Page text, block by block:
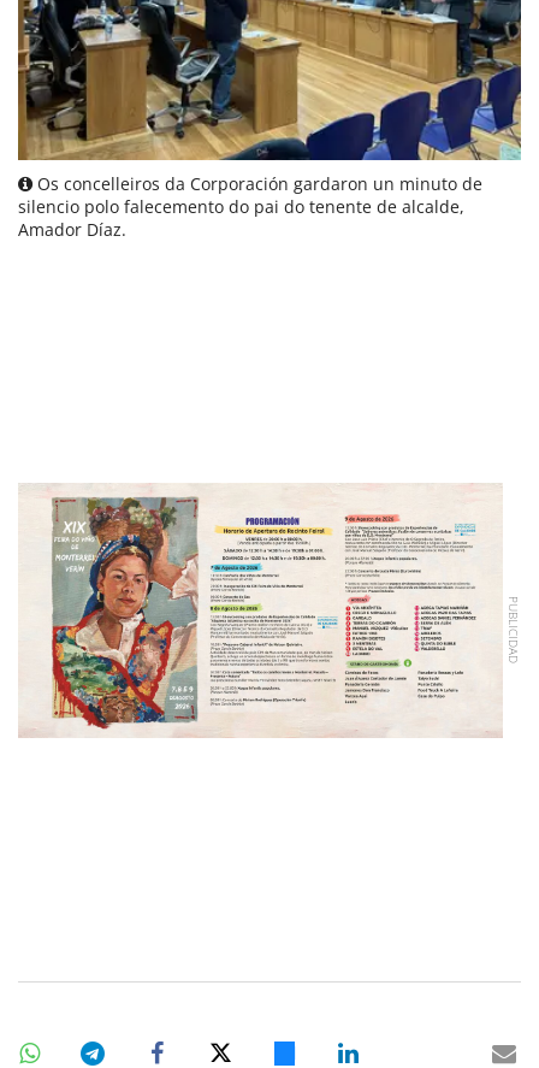
Os concelleiros da Corporación gardaron un minuto de
silencio polo falecemento do pai do tenente de alcalde,
Amador Díaz.